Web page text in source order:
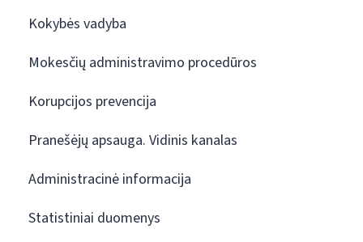
Kokybės vadyba
Mokesčių administravimo procedūros
Korupcijos prevencija
Pranešėjų apsauga. Vidinis kanalas
Administracinė informacija
Statistiniai duomenys